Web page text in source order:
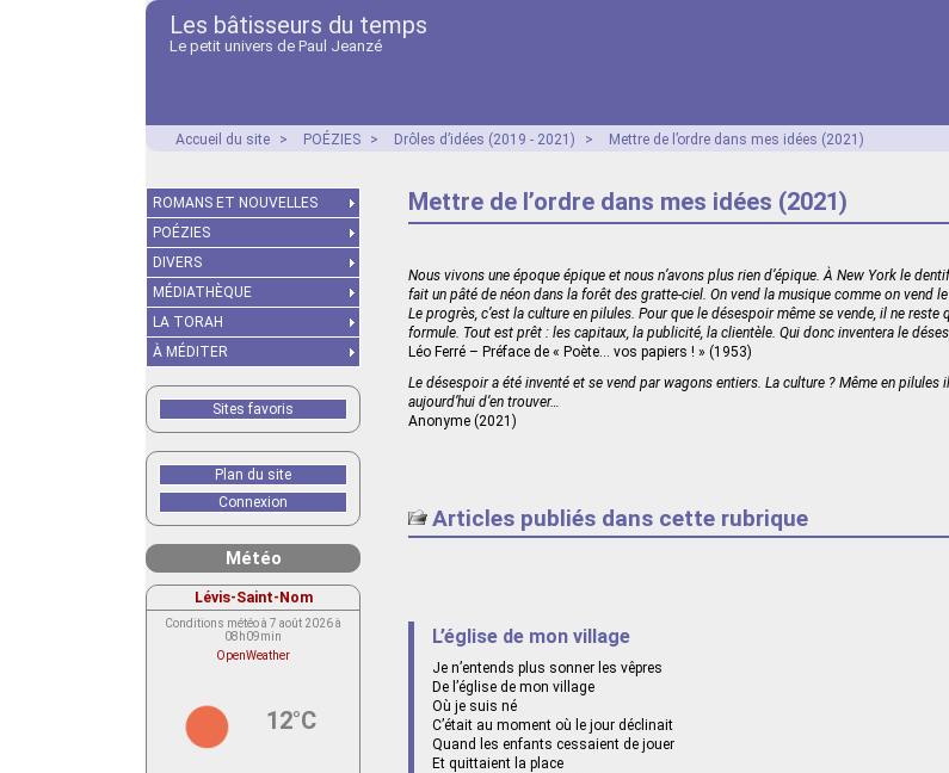
Les bâtisseurs du temps
Le petit univers de Paul Jeanzé
Accueil du site > POÉZIES > Drôles d’idées (2019 - 2021) > Mettre de l’ordre dans mes idées (2021)
Mettre de l’ordre dans mes idées (2021)
Nous vivons une époque épique et nous n’avons plus rien d’épique. À New York le
fait un pâté de néon dans la forêt des gratte-ciel. On vend la musique comme on vend
Le progrès, c’est la culture en pilules. Pour que le désespoir même se vende, il ne reste
formule. Tout est prêt : les capitaux, la publicité, la clientèle. Qui donc inventera le
Léo Ferré – Préface de « Poète… vos papiers ! » (1953)
Le désespoir a été inventé et se vend par wagons entiers. La culture ? Même en pilules
aujourd’hui d’en trouver…
Anonyme (2021)
Articles publiés dans cette rubrique
L’église de mon village
Je n’entends plus sonner les vêpres
De l’église de mon village
Où je suis né
C’était au moment où le jour déclinait
Quand les enfants cessaient de jouer
Et quittaient la place
ROMANS ET NOUVELLES
POÉZIES
DIVERS
MÉDIATHÈQUE
LA TORAH
À MÉDITER
Sites favoris
Plan du site
Connexion
Météo
Lévis-Saint-Nom
Conditions météo à 7 août 2026 à
08h09min
OpenWeather
12°C